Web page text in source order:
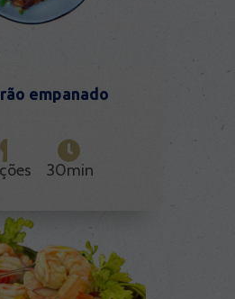
empanado
30min